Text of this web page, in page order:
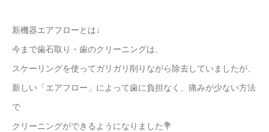
新機器エアフローとは↓
今まで歯石取り・歯のクリーニングは、
スケーリングを使ってガリガリ削りながら除去していましたが、
新しい「エアフロー」によって歯に負担なく、痛みが少ない方法
で
クリーニングができるようになりました💐